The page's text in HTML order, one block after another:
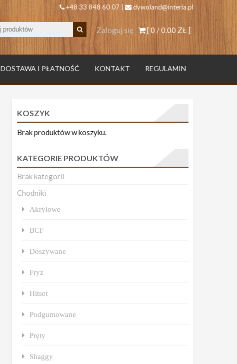
+48 33 848 60 07 | dywoland@interia.pl
[ 0 /0.00 ZŁ]
Zaloguj się
DOSTAWA I PŁATNOŚĆ KONTAKT REGULAMIN
KOSZYK
Brak produktów w koszyku.
KATEGORIE PRODUKTÓW
Brak kategorii
Chodniki
Akrylowe
BCF
Doszywane
Fryz
Hitset
Podgumowane
Pręty
Shaggy